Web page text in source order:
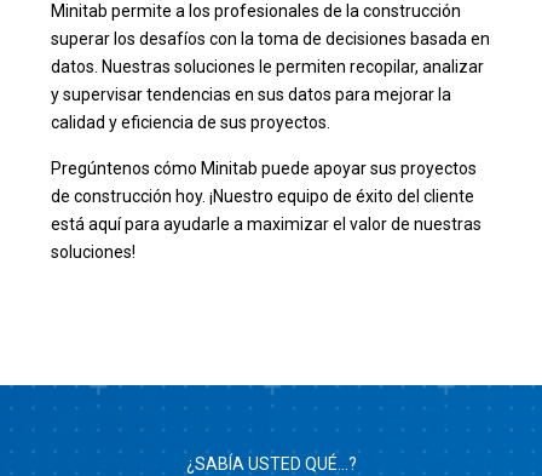
Minitab permite a los profesionales de la construcción
superar los desafíos con la toma de decisiones basada en
datos. Nuestras soluciones le permiten recopilar, analizar
y supervisar tendencias en sus datos para mejorar la
calidad y eficiencia de sus proyectos.
Pregúntenos cómo Minitab puede apoyar sus proyectos
de construcción hoy. ¡Nuestro equipo de éxito del cliente
está aquí para ayudarle a maximizar el valor de nuestras
soluciones!
¿SABÍA USTED QUÉ...?